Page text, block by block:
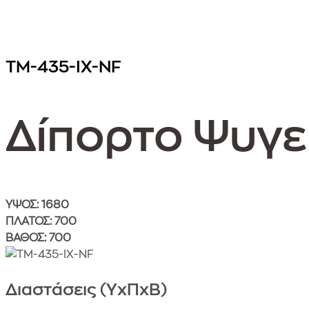
TM-435-IX-NF
Δίπορτο
ΥΨΟΣ: 1680
ΠΛΑΤΟΣ: 700
ΒΑΘΟΣ: 700
Image
Διαστάσεις (ΥxΠxΒ)